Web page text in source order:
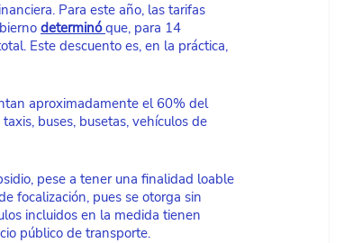
Para este año, las tarifas
determinó que, para 14
Este descuento es, en la práctica,
aproximadamente el 60% del
buses, busetas, vehículos de
pese a tener una finalidad loable
focalización, pues se otorga sin
incluidos en la medida tienen
público de transporte.